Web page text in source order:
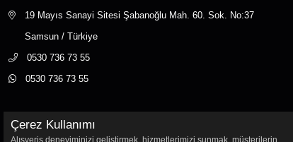
19 Mayıs Sanayi Sitesi Şabanoğlu Mah. 60. Sok. No:37
Samsun / Türkiye
0530 736 73 55
0530 736 73 55
Çerez Kullanımı
Alışveriş deneyiminizi geliştirmek, hizmetlerimizi sunmak, müşterilerin